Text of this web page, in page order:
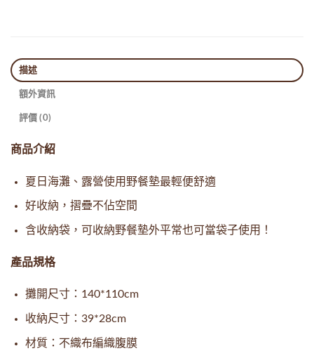
描述
額外資訊
評價 (0)
商品介紹
夏日海灘、露營使用野餐墊最輕便舒適
好收納，摺疊不佔空間
含收納袋，可收納野餐墊外平常也可當袋子使用！
產品規格
攤開尺寸：140*110cm
收納尺寸：39*28cm
材質：不織布編織腹膜